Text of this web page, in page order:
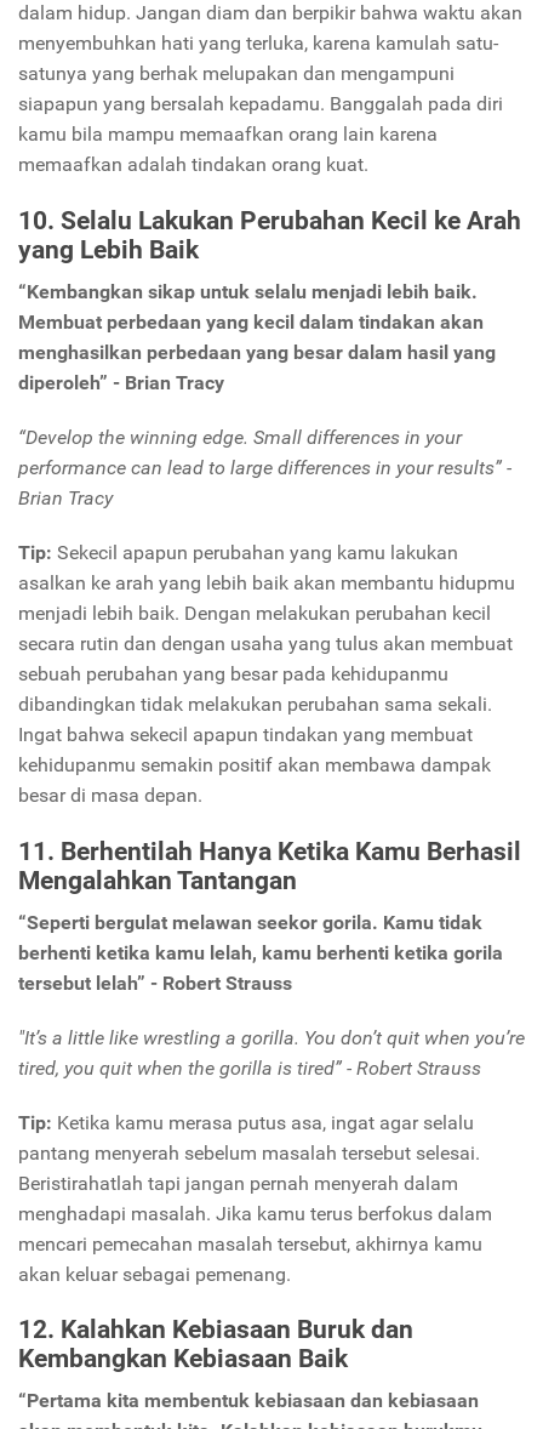
dalam hidup. Jangan diam dan berpikir bahwa waktu akan
menyembuhkan hati yang terluka, karena kamulah satu-
satunya yang berhak melupakan dan mengampuni
siapapun yang bersalah kepadamu. Banggalah pada diri
kamu bila mampu memaafkan orang lain karena
memaafkan adalah tindakan orang kuat.
10. Selalu Lakukan Perubahan Kecil ke Arah
yang Lebih Baik
“Kembangkan sikap untuk selalu menjadi lebih baik.
Membuat perbedaan yang kecil dalam tindakan akan
menghasilkan perbedaan yang besar dalam hasil yang
diperoleh” - Brian Tracy
“Develop the winning edge. Small differences in your
performance can lead to large differences in your results” -
Brian Tracy
Tip: Sekecil apapun perubahan yang kamu lakukan
asalkan ke arah yang lebih baik akan membantu hidupmu
menjadi lebih baik. Dengan melakukan perubahan kecil
secara rutin dan dengan usaha yang tulus akan membuat
sebuah perubahan yang besar pada kehidupanmu
dibandingkan tidak melakukan perubahan sama sekali.
Ingat bahwa sekecil apapun tindakan yang membuat
kehidupanmu semakin positif akan membawa dampak
besar di masa depan.
11. Berhentilah Hanya Ketika Kamu Berhasil
Mengalahkan Tantangan
“Seperti bergulat melawan seekor gorila. Kamu tidak
berhenti ketika kamu lelah, kamu berhenti ketika gorila
tersebut lelah” - Robert Strauss
"It’s a little like wrestling a gorilla. You don’t quit when you’re
tired, you quit when the gorilla is tired” - Robert Strauss
Tip: Ketika kamu merasa putus asa, ingat agar selalu
pantang menyerah sebelum masalah tersebut selesai.
Beristirahatlah tapi jangan pernah menyerah dalam
menghadapi masalah. Jika kamu terus berfokus dalam
mencari pemecahan masalah tersebut, akhirnya kamu
akan keluar sebagai pemenang.
12. Kalahkan Kebiasaan Buruk dan
Kembangkan Kebiasaan Baik
“Pertama kita membentuk kebiasaan dan kebiasaan